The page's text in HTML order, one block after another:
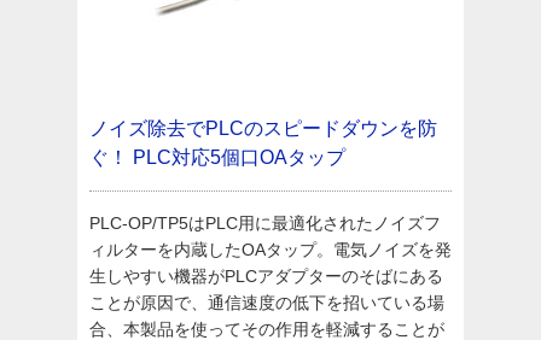
ノイズ除去でPLCのスピードダウンを防
ぐ！ PLC対応5個口OAタップ
PLC-OP/TP5はPLC用に最適化されたノイズフ
ィルターを内蔵したOAタップ。電気ノイズを発
生しやすい機器がPLCアダプターのそばにある
ことが原因で、通信速度の低下を招いている場
合、本製品を使ってその作用を軽減することが